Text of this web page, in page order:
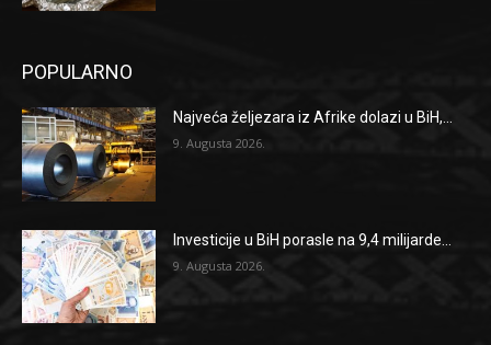
POPULARNO
Najveća željezara iz Afrike dolazi u BiH,...
9. Augusta 2026.
Investicije u BiH porasle na 9,4 milijarde...
9. Augusta 2026.